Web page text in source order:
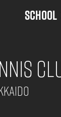
SCHOOL